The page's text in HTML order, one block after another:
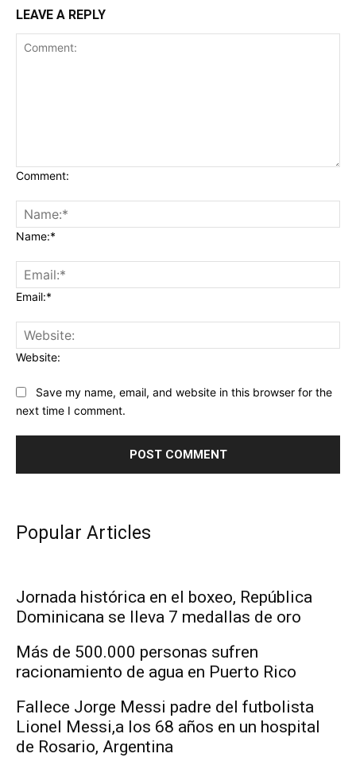
LEAVE A REPLY
Comment:
Name:*
Email:*
Website:
Save my name, email, and website in this browser for the
next time I comment.
Popular Articles
Jornada histórica en el boxeo, República
Dominicana se lleva 7 medallas de oro
Más de 500.000 personas sufren
racionamiento de agua en Puerto Rico
Fallece Jorge Messi padre del futbolista
Lionel Messi,a los 68 años en un hospital
de Rosario, Argentina